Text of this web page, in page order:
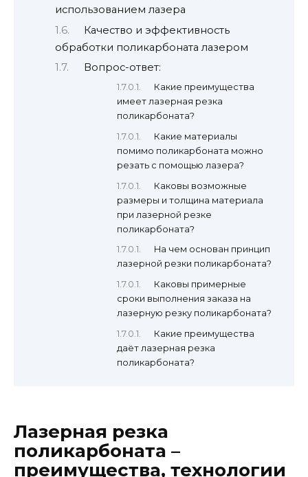
использованием лазера
Качество и эффективность
обработки поликарбоната лазером
Вопрос-ответ:
Какие преимущества
имеет лазерная резка
поликарбоната?
Какие материалы
помимо поликарбоната можно
резать с помощью лазера?
Каковы возможные
размеры и толщина материала
при лазерной резке
поликарбоната?
На чем основан принцип
лазерной резки поликарбоната?
Каковы примерные
сроки выполнения заказа на
лазерную резку поликарбоната?
Какие преимущества
даёт лазерная резка
поликарбоната?
Лазерная резка
поликарбоната –
преимущества, технологии